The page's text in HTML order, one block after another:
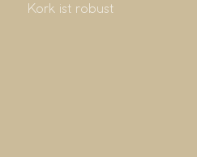
Kork ist robust